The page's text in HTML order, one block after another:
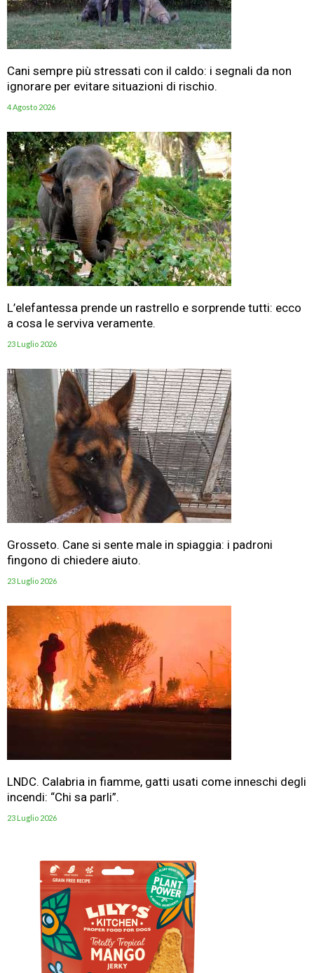
Cani sempre più stressati con il caldo: i segnali da non
ignorare per evitare situazioni di rischio.
4 Agosto 2026
L’elefantessa prende un rastrello e sorprende tutti: ecco
a cosa le serviva veramente.
23 Luglio 2026
Grosseto. Cane si sente male in spiaggia: i padroni
fingono di chiedere aiuto.
23 Luglio 2026
LNDC. Calabria in fiamme, gatti usati come inneschi degli
incendi: “Chi sa parli”.
23 Luglio 2026